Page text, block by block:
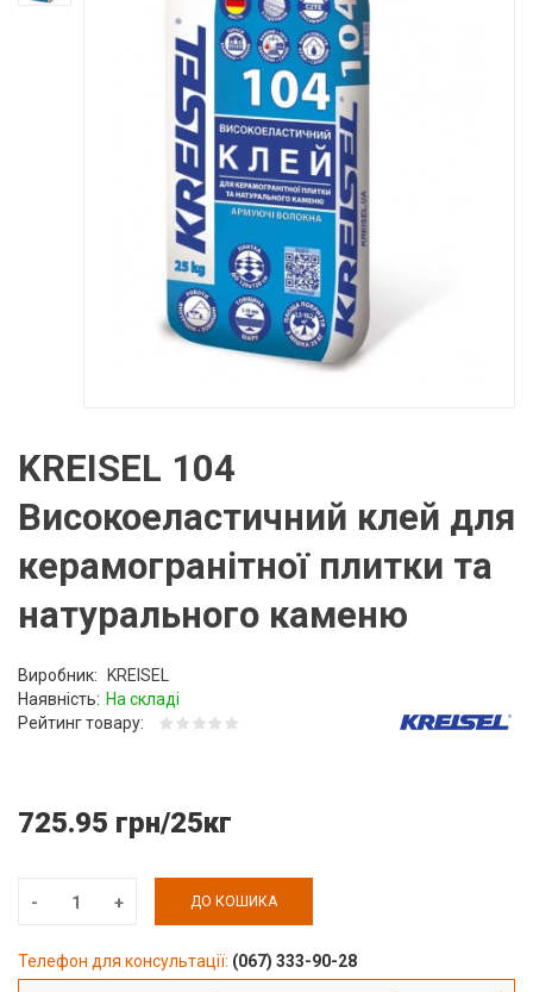
KREISEL 104
Високоеластичний клей для
керамогранітної плитки та
натурального каменю
Виробник:
KREISEL
Наявність: На складі
Рейтинг товару:
725.95 грн/25кг
ДО КОШИКА
Телефон для консультації: (067) 333-90-28